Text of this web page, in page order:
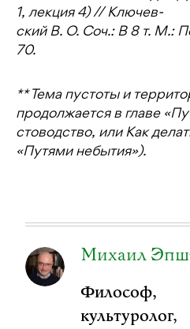
1, лекция 4) // Ключев-
ский В. О. Соч.: В 8 т. М.:
70.
** Тема пустоты и
продолжается в главе
стоводство, или Как
«Путями небытия»).
Михаил